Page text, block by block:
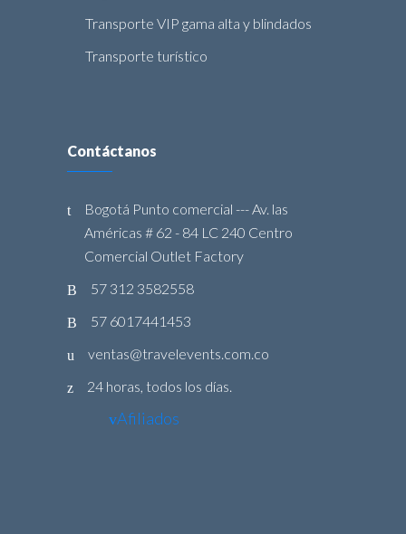
Transporte VIP gama alta y blindados
Transporte turístico
Contáctanos
Bogotá Punto comercial --- Av. las
Américas # 62 - 84 LC 240 Centro
Comercial Outlet Factory
57 312 3582558
57 6017441453
ventas@travelevents.com.co
24 horas, todos los días.
Afiliados